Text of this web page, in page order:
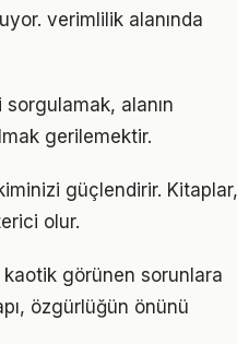
verimlilik alanında
alanın
gerilemektir.
güçlendirir. Kitaplar,
olur.
görünen sorunlara
özgürlüğün önünü